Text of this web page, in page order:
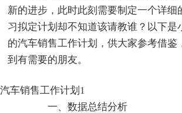
新的进步，此时此刻需要制定一个详细
习拟定计划却不知道该请教谁？以下是
的汽车销售工作计划，供大家参考借鉴
到有需要的朋友。
汽车销售工作计划1
一、数据总结分析